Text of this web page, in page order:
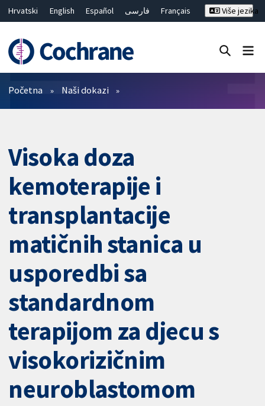
Hrvatski English Español فارسی
Français
繁體中文
简体中文
Više jezika
Prečistači
Početna Naši dokazi
Visoka doza
kemoterapije i
transplantacije
matičnih stanica u
usporedbi sa
standardnom
terapijom za djecu s
visokorizičnim
neuroblastomom